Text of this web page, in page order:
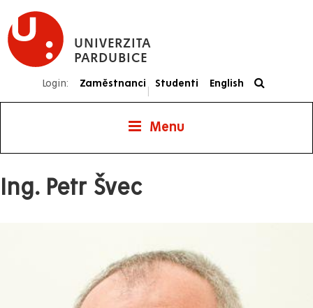
Přejít
hlavnímu
UNIVERZITA
PARDUBICE
Login: Zaměstnanci
|
Studenti English
Menu
Ing. Petr Švec